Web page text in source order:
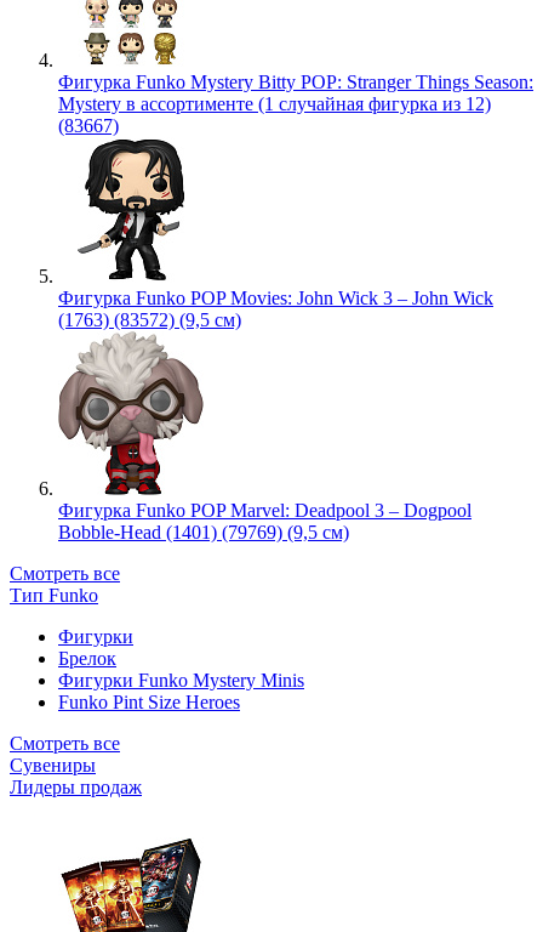
Фигурка Funko Mystery Bitty POP: Stranger Things Season:
Mystery в ассортименте (1 случайная фигурка из 12)
(83667)
Фигурка Funko POP Movies: John Wick 3 – John Wick
(1763) (83572) (9,5 см)
Фигурка Funko POP Marvel: Deadpool 3 – Dogpool
Bobble-Head (1401) (79769) (9,5 см)
Смотреть все
Тип Funko
Фигурки
Брелок
Фигурки Funko Mystery Minis
Funko Pint Size Heroes
Смотреть все
Сувениры
Лидеры продаж